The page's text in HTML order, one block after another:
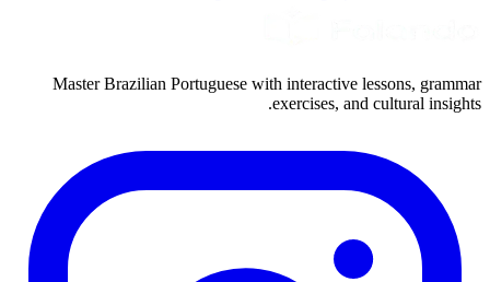
Master Brazilian Portuguese with interactive lessons, grammar
exercises, and cultural insights.